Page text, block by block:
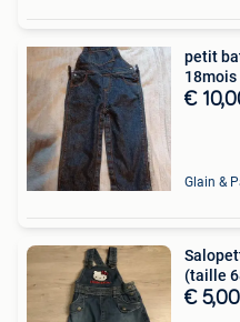
petit
18mois
€
Glain &
(taille
€ 5,00